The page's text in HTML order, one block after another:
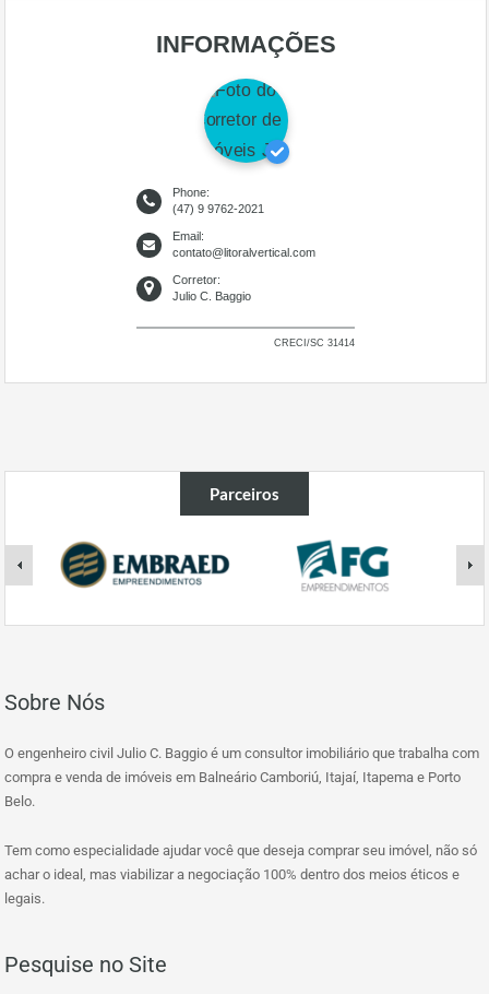
INFORMAÇÕES
Phone:
(47) 9 9762-2021
Email:
contato@litoralvertical.com
Corretor:
Julio C. Baggio
CRECI/SC 31414
Parceiros
Sobre Nós
O engenheiro civil Julio C. Baggio é um consultor imobiliário que trabalha com
compra e venda de imóveis em Balneário Camboriú, Itajaí, Itapema e Porto
Belo.
Tem como especialidade ajudar você que deseja comprar seu imóvel, não só
achar o ideal, mas viabilizar a negociação 100% dentro dos meios éticos e
legais.
Pesquise no Site